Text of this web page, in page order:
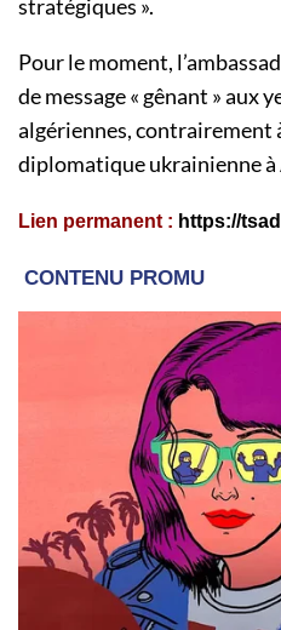
stratégiques ».
Pour le moment,
de message « gênant » aux
algériennes, contrairement
diplomatique ukrainienne à
Lien permanent : https://